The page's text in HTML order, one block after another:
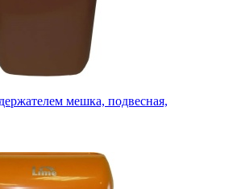
мешка, подвесная,